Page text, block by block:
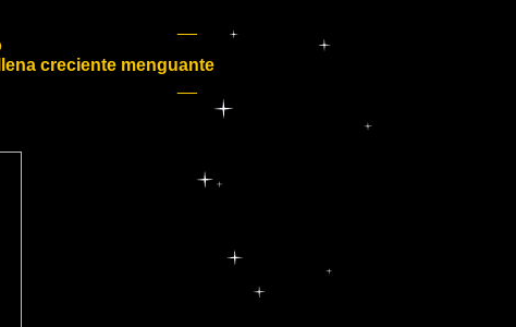
creciente menguante